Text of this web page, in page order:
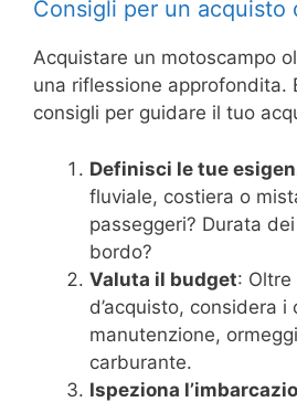
Consigli per un acquisto
Acquistare un motoscampo
una riflessione approfondita.
consigli per guidare il tuo
Definisci le tue
fluviale, costiera o
passeggeri? Durata
bordo?
Valuta il budget: Oltre
d’acquisto, considera i
manutenzione,
carburante.
Ispeziona